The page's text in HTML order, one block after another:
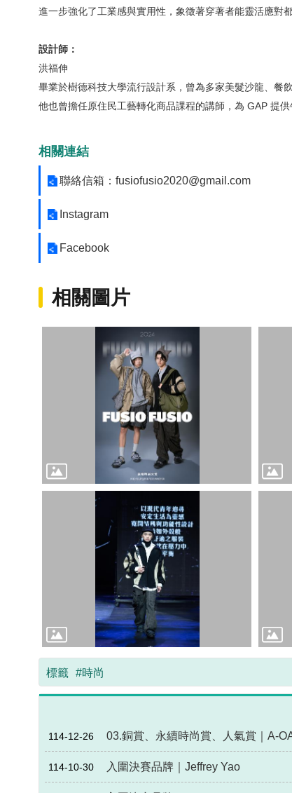
進一步強化了工業感與實用性，象徵著穿著者能靈活應對
設計師：
洪福伸
畢業於樹德科技大學流行設計系，曾為多家美髮沙龍、餐
他也曾擔任原住民工藝轉化商品課程的講師，為 GAP 提
相關連結
聯絡信箱：fusiofusio2020@gmail.com
Instagram
Facebook
相關圖片
標籤 #時尚
114-12-26 03.銅賞、永續時尚賞、人氣賞｜A-
114-10-30 入圍決賽品牌｜Jeffrey Yao